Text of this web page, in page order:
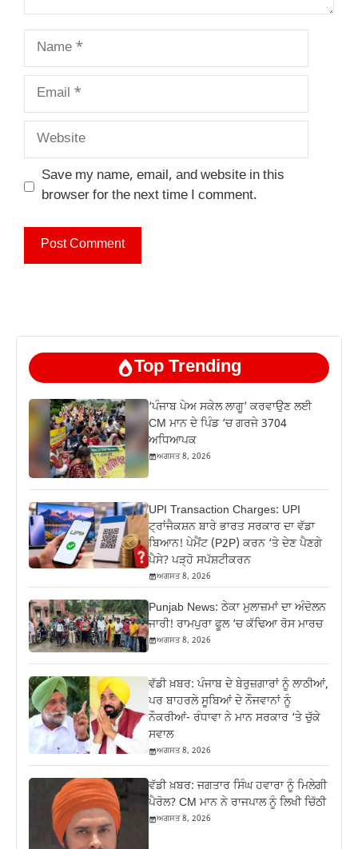
Name
Email
Website
Save my name, email, and website in this
browser for the next time I comment.
Top Trending
‘ਪੰਜਾਬ ਪੇਅ ਸਕੇਲ ਲਾਗੂ’ ਕਰਵਾਉਣ ਲਈ
CM ਮਾਨ ਦੇ ਪਿੰਡ ‘ਚ ਗਰਜੇ 3704
ਅਧਿਆਪਕ
ਅਗਸਤ 8, 2026
UPI Transaction Charges: UPI
ਟ੍ਰਾਂਜੈਕਸ਼ਨ ਬਾਰੇ ਭਾਰਤ ਸਰਕਾਰ ਦਾ ਵੱਡਾ
ਬਿਆਨ! ਪੇਮੈਂਟ (P2P) ਕਰਨ ‘ਤੇ ਦੇਣ ਪੈਣਗੇ
ਪੈਸੇ? ਪੜ੍ਹੋ ਸਪੱਸ਼ਟੀਕਰਨ
ਅਗਸਤ 8, 2026
Punjab News: ਠੇਕਾ ਮੁਲਾਜ਼ਮਾਂ ਦਾ ਅੰਦੋਲਨ
ਜਾਰੀ! ਰਾਮਪੁਰਾ ਫੂਲ ‘ਚ ਕੱਢਿਆ ਰੋਸ ਮਾਰਚ
ਅਗਸਤ 8, 2026
ਵੱਡੀ ਖ਼ਬਰ: ਪੰਜਾਬ ਦੇ ਬੇਰੁਜ਼ਗਾਰਾਂ ਨੂੰ ਲਾਠੀਆਂ,
ਪਰ ਬਾਹਰਲੇ ਸੂਬਿਆਂ ਦੇ ਨੌਜਵਾਨਾਂ ਨੂੰ
ਨੌਕਰੀਆਂ- ਰੰਧਾਵਾ ਨੇ ਮਾਨ ਸਰਕਾਰ ‘ਤੇ ਚੁੱਕੇ
ਸਵਾਲ
ਅਗਸਤ 8, 2026
ਵੱਡੀ ਖ਼ਬਰ: ਜਗਤਾਰ ਸਿੰਘ ਹਵਾਰਾ ਨੂੰ ਮਿਲੇਗੀ
ਪੈਰੋਲ? CM ਮਾਨ ਨੇ ਰਾਜਪਾਲ ਨੂੰ ਲਿਖੀ ਚਿੱਠੀ
ਅਗਸਤ 8, 2026